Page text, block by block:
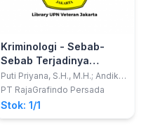
Kriminologi - Sebab-
Sebab Terjadinya
Kejahatan
Puti Priyana, S.H., M.H.; Andika
Dwi Yuliardi
PT RajaGrafindo Persada
Stok: 1/1